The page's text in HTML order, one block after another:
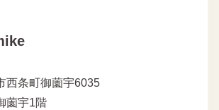
西条町御薗宇6035
薗宇1階